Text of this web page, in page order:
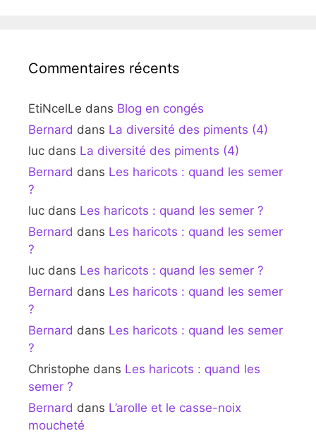
Commentaires récents
EtiNcelLe dans Blog en congés
Bernard dans La diversité des piments (4)
luc dans La diversité des piments (4)
Bernard dans Les haricots : quand les semer
?
luc dans Les haricots : quand les semer ?
Bernard dans Les haricots : quand les semer
?
luc dans Les haricots : quand les semer ?
Bernard dans Les haricots : quand les semer
?
Bernard dans Les haricots : quand les semer
?
Christophe dans Les haricots : quand les
semer ?
Bernard dans L’arolle et le casse-noix
moucheté